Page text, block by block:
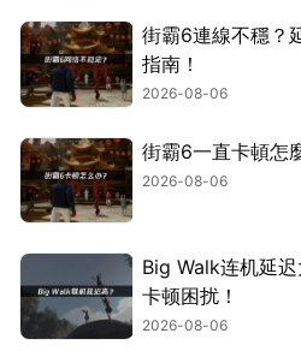
街霸6連線不穩？
指南！
2026-08-06
街霸6一直卡頓怎
2026-08-06
Big Walk连机延
卡顿困扰！
2026-08-06